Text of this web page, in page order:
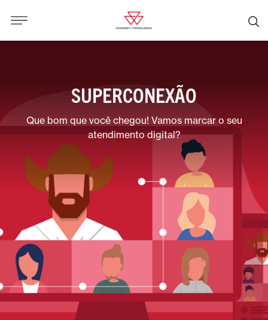
SUPERCONEXÃO
Que bom que você chegou! Vamos marcar o seu
atendimento digital?